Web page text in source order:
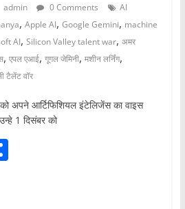
admin 0 Comments
AI
, Apple AI, Google Gemini, machine
AI, Silicon Valley talent war, अमर
, एपल एआई, गूगल जेमिनी, मशीन लर्निंग,
टैलेंट वॉर
अपने आर्टिफिशियल इंटेलिजेंस का वाइस
1 दिसंबर को
S